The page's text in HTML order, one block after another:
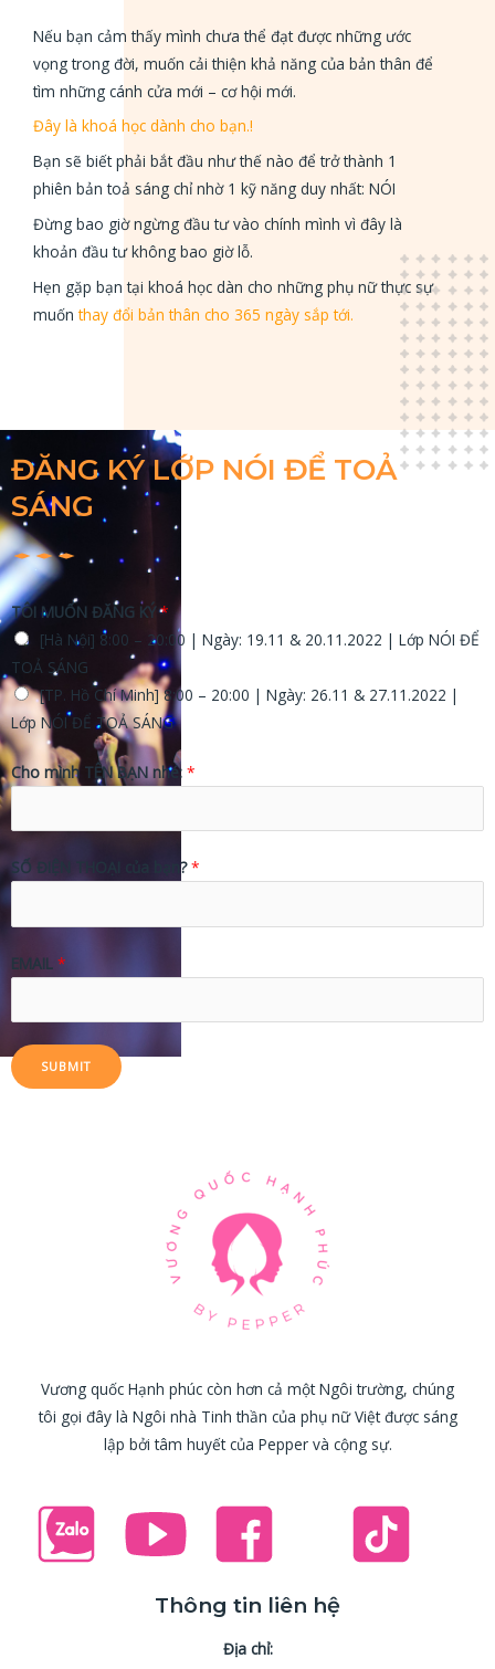
Nếu bạn cảm thấy mình chưa thể đạt được những ước
vọng trong đời, muốn cải thiện khả năng của bản thân để
tìm những cánh cửa mới – cơ hội mới.
Đây là khoá học dành cho bạn.!
Bạn sẽ biết phải bắt đầu như thế nào để trở thành 1
phiên bản toả sáng chỉ nhờ 1 kỹ năng duy nhất: NÓI
Đừng bao giờ ngừng đầu tư vào chính mình vì đây là
khoản đầu tư không bao giờ lỗ.
Hẹn gặp bạn tại khoá học dàn cho những phụ nữ thực sự
muốnthay đổi bản thân cho 365 ngày sắp tới.
ĐĂNG KÝ LỚP NÓI ĐỂ TOẢ
SÁNG
TÔI MUỐN ĐĂNG KÝ*
[Hà Nội] 8:00 – 20:00 | Ngày: 19.11 & 20.11.2022 | Lớp NÓI ĐỂ
TOẢ SÁNG
[TP. Hồ Chí Minh] 8:00 – 20:00 | Ngày: 26.11 & 27.11.2022 |
Lớp NÓI ĐỂ TOẢ SÁNG
Cho mình TÊN BẠN nhé: *
SỐ ĐIỆN THOẠI của bạn?*
EMAIL *
SUBMIT
Vương quốc Hạnh phúc còn hơn cả một Ngôi trường, chúng
tôi gọi đây là Ngôi nhà Tinh thần của phụ nữ Việt được sáng
lập bởi tâm huyết của Pepper và cộng sự.
Thông tin liên hệ
Địa chỉ: